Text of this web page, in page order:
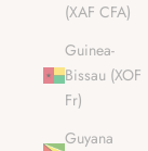
(XAF CFA)
Guinea-
Bissau (XOF
Fr)
Guyana